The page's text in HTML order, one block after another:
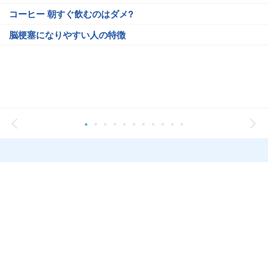
コーヒー 朝すぐ飲むのはダメ?
脳梗塞になりやすい人の特徴